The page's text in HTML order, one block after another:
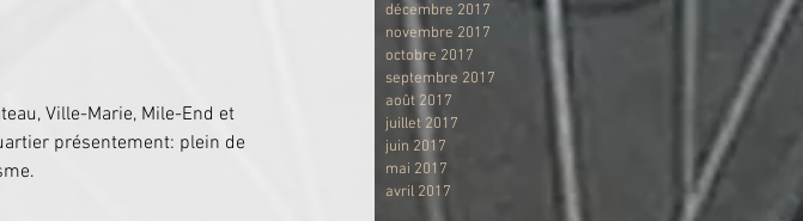
Ville-Marie, Mile-End et
présentement: plein de
décembre 2017
novembre 2017
octobre 2017
septembre 2017
août 2017
juillet 2017
juin 2017
mai 2017
avril 2017